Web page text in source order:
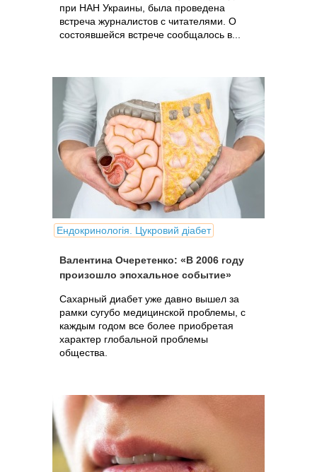
при НАН Украины, была проведена
встреча журналистов с читателями. О
состоявшейся встрече сообщалось в...
Ендокринологія. Цукровий діабет
Валентина Очеретенко: «В 2006 году
произошло эпохальное событие»
Сахарный диабет уже давно вышел за
рамки сугубо медицинской проблемы, с
каждым годом все более приобретая
характер глобальной проблемы
общества.